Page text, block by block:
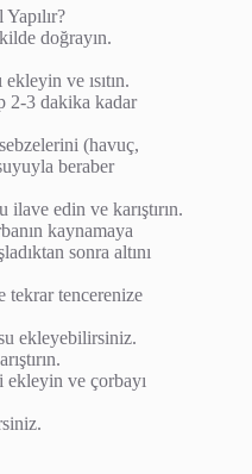
doğrayın.
ve ısıtın.
2-3 dakika kadar
(havuç,
beraber
edin ve karıştırın.
kaynamaya
sonra altını
tekrar tencerenize
ekleyebilirsiniz.
ve çorbayı